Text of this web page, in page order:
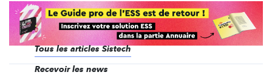
œuvre des programmes innovants favorisant
l’inclusion des femmes réfugiées dans les métiers
de la tech et du numérique, depuis 2018.
Tous les articles Sistech
Recevoir les news